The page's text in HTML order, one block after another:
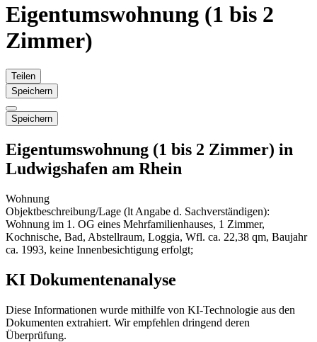
Eigentumswohnung (1 bis 2
Zimmer)
Teilen
Speichern
Speichern
Eigentumswohnung (1 bis 2 Zimmer) in
Ludwigshafen am Rhein
Wohnung
Objektbeschreibung/Lage (lt Angabe d. Sachverständigen):
Wohnung im 1. OG eines Mehrfamilienhauses, 1 Zimmer,
Kochnische, Bad, Abstellraum, Loggia, Wfl. ca. 22,38 qm, Baujahr
ca. 1993, keine Innenbesichtigung erfolgt;
KI Dokumentenanalyse
Diese Informationen wurde mithilfe von KI-Technologie aus den
Dokumenten extrahiert. Wir empfehlen dringend deren
Überprüfung.